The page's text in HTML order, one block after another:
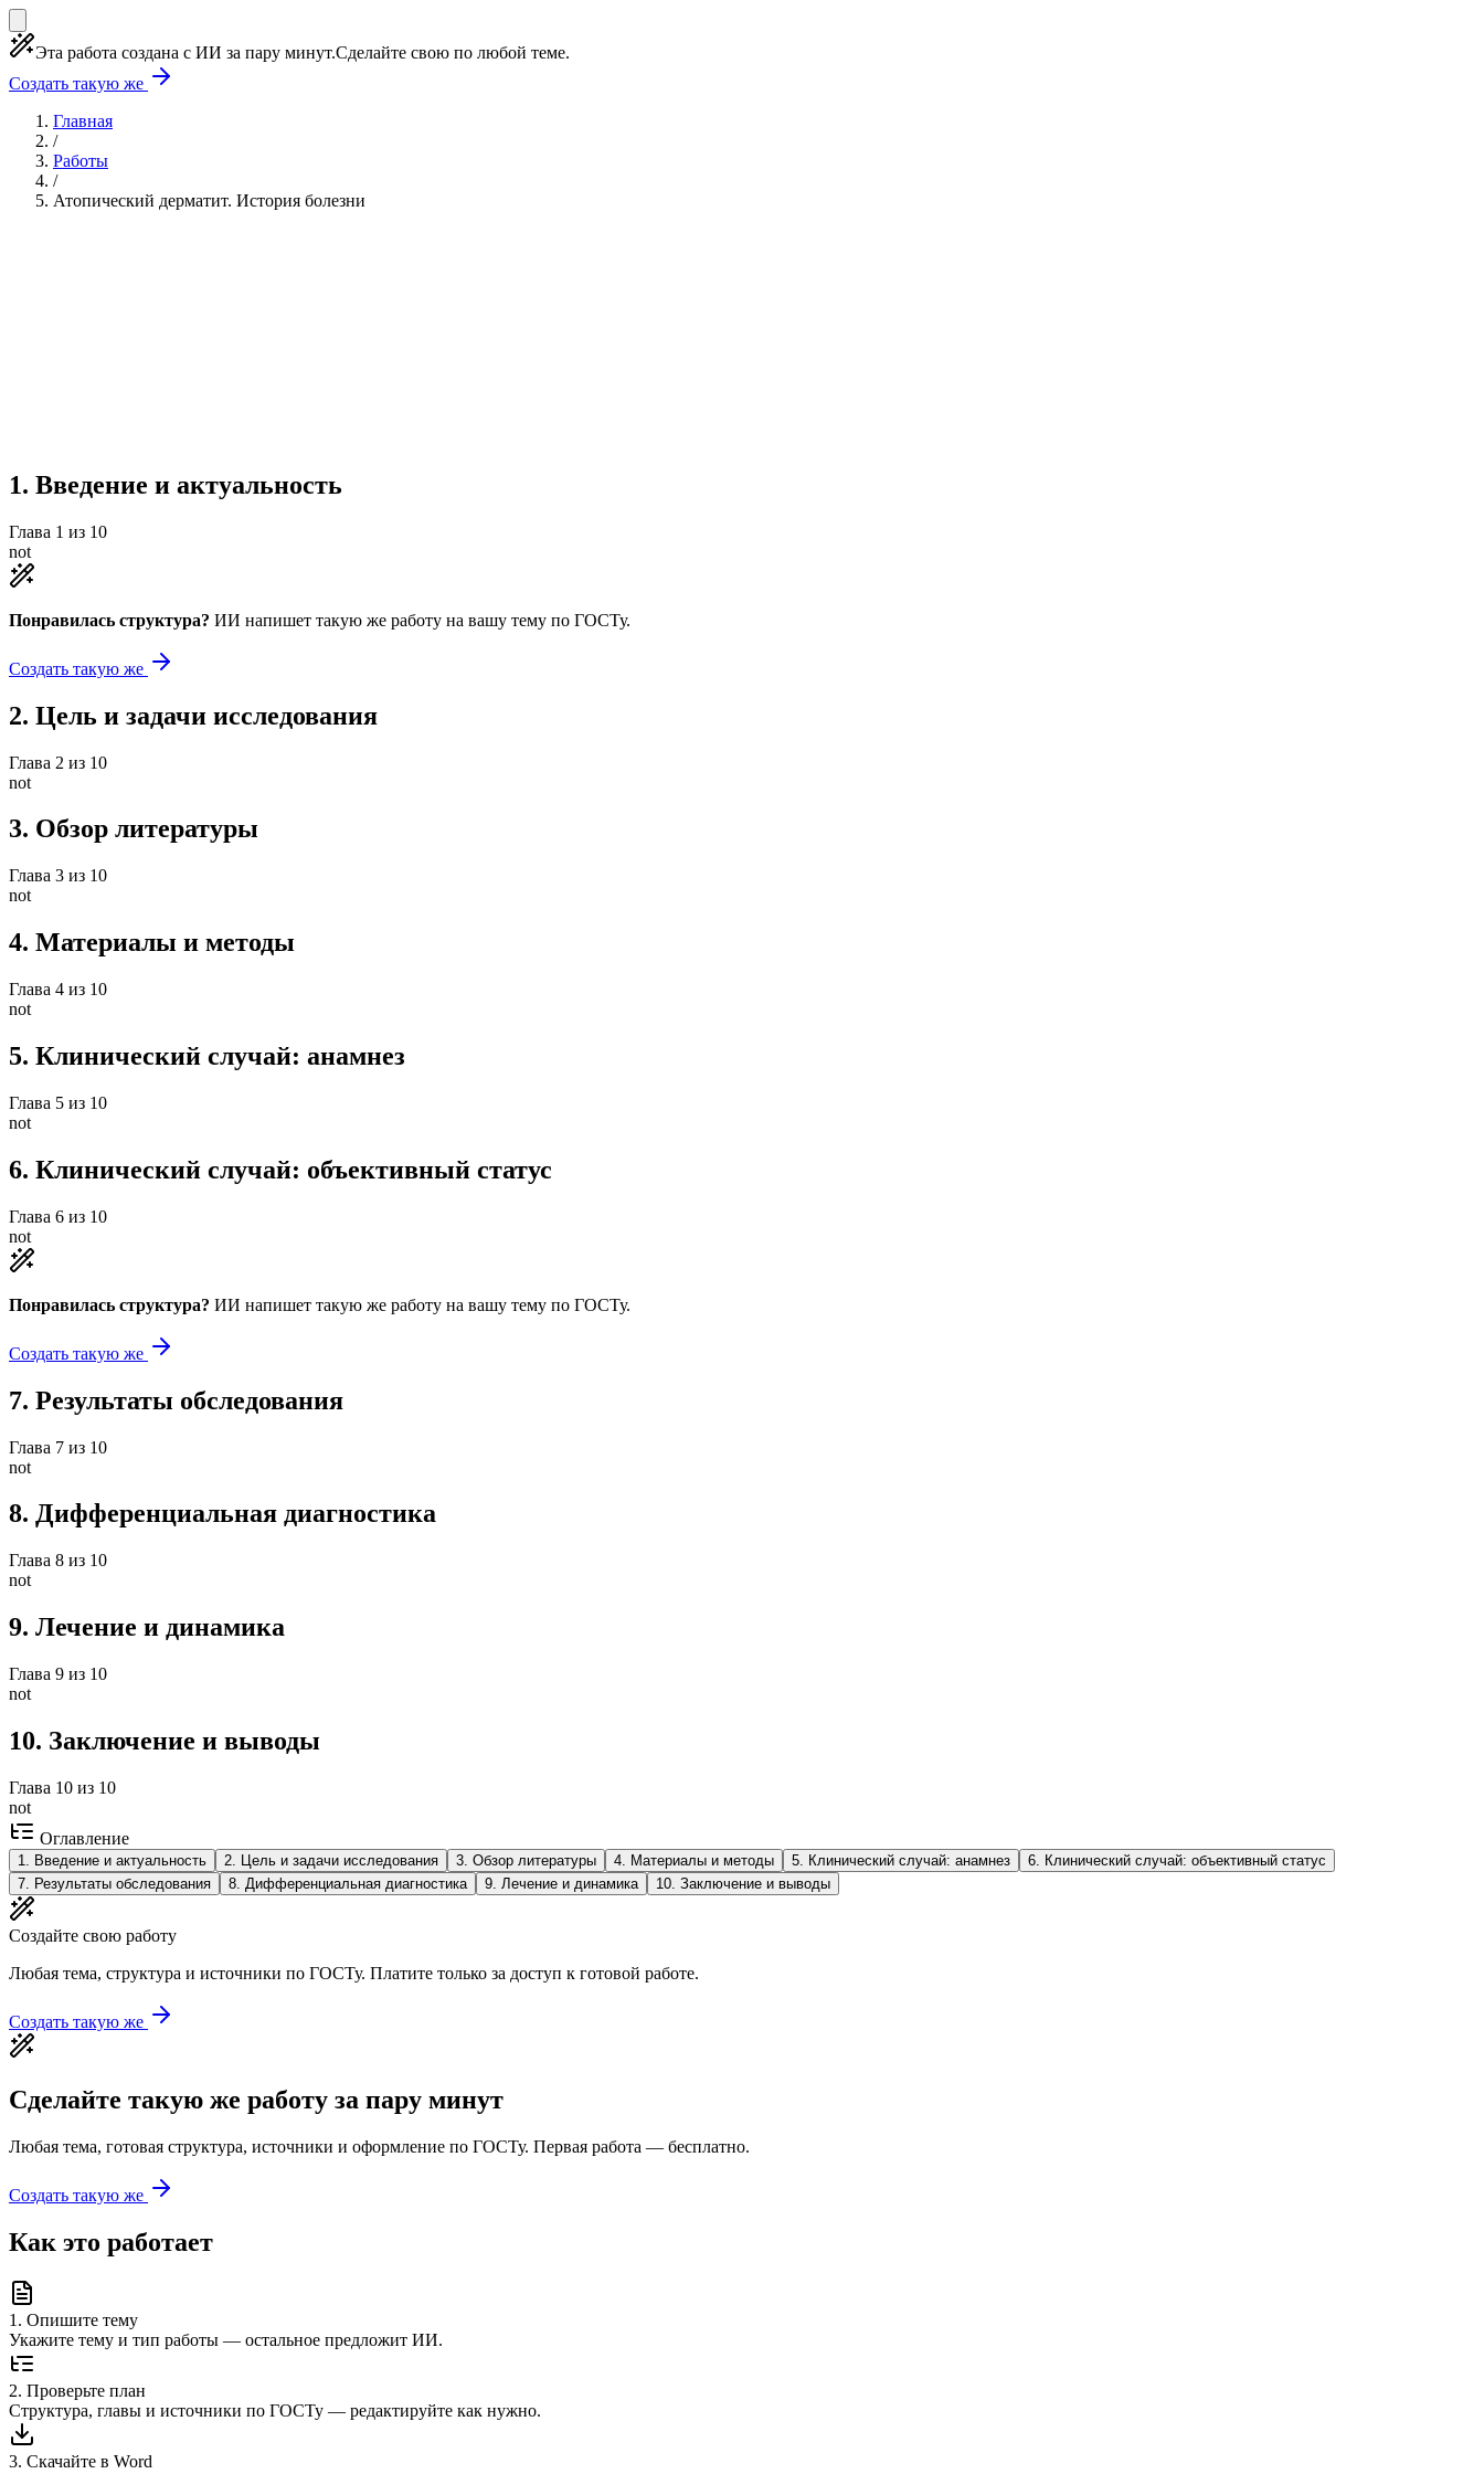
Эта работа создана с ИИ за пару минут.Сделайте свою по любой теме.
Создать такую же
Главная
/
Работы
/
Атопический дерматит. История болезни
1. Введение и актуальность
Глава 1 из 10
not
Понравилась структура? ИИ напишет такую же работу на вашу тему по ГОСТу.
Создать такую же
2. Цель и задачи исследования
Глава 2 из 10
not
3. Обзор литературы
Глава 3 из 10
not
4. Материалы и методы
Глава 4 из 10
not
5. Клинический случай: анамнез
Глава 5 из 10
not
6. Клинический случай: объективный статус
Глава 6 из 10
not
Понравилась структура? ИИ напишет такую же работу на вашу тему по ГОСТу.
Создать такую же
7. Результаты обследования
Глава 7 из 10
not
8. Дифференциальная диагностика
Глава 8 из 10
not
9. Лечение и динамика
Глава 9 из 10
not
10. Заключение и выводы
Глава 10 из 10
not
Оглавление
1. Введение и актуальность 2. Цель и задачи исследования 3. Обзор литературы 4. Материалы и методы 5. Клинический случай: анамнез 6. Клинический случай: объективный статус
7. Результаты обследования 8. Дифференциальная диагностика 9. Лечение и динамика 10. Заключение и выводы
Создайте свою работу
Любая тема, структура и источники по ГОСТу. Платите только за доступ к готовой работе.
Создать такую же
Сделайте такую же работу за пару минут
Любая тема, готовая структура, источники и оформление по ГОСТу. Первая работа — бесплатно.
Создать такую же
Как это работает
1 . Опишите тему
Укажите тему и тип работы — остальное предложит ИИ.
2. Проверьте план
Структура, главы и источники по ГОСТу — редактируйте как нужно.
3. Скачайте в Word